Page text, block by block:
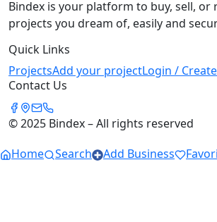
Bindex is your platform to buy, sell, or
projects you dream of, easily and
Quick Links
ProjectsAdd your projectLogin /
Contact Us
© 2025 Bindex – All rights reserved
Home
Search Add Business